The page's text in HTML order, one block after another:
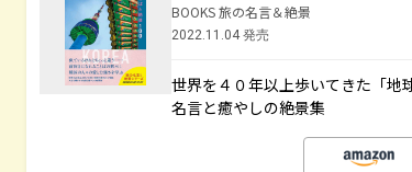
BOOKS 旅の名言＆絶景
2022.11.04 発売
世界を４０年以上歩いてきた「地
名言と癒やしの絶景集